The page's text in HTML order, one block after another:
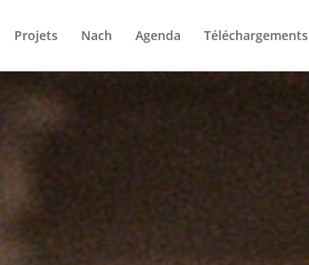
Projets Nach Agenda Téléchargements